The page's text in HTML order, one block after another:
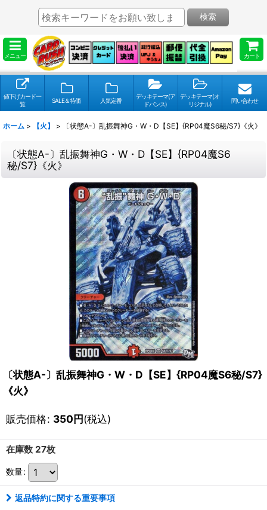
メニュー カート
検索
値下げカード一
覧
SALE＆特価 人気定番
デッキテーマ(ア
ドバンス)
デッキテーマ(オ
リジナル)
問い合わせ
ホーム > 【火】 > 〔状態A-〕乱振舞神G・W・D【SE】{RP04魔S6秘/S7}《火》
〔状態A-〕乱振舞神G・W・D【SE】{RP04魔S6
秘/S7}《火》
〔状態A-〕乱振舞神G・W・D【SE】{RP04魔S6秘/S7}
《火》
販売価格: 350円(税込)
在庫数 27枚
数量:
返品特約に関する重要事項